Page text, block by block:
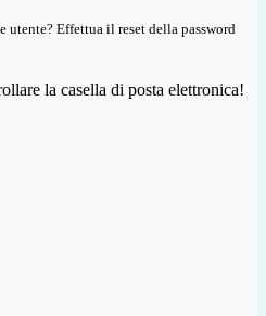
utente? Effettua il reset della password
la casella di posta elettronica!